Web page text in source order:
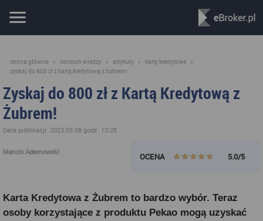
strona główna » centrum wiedzy » artykuły » karty kredytowe »
zyskaj do 800 zł z kartą kredytową z żubrem!
Zyskaj do 800 zł z Kartą Kredytową z
Żubrem!
Data publikacji: 2023.03.08 godz. 13:28
Marcin Adamowski OCENA 5.0/5
Karta Kredytowa z Żubrem to bardzo wybór. Teraz
osoby korzystające z produktu Pekao mogą uzyskać